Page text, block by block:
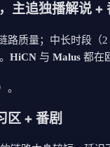
主追独播解说 +
路质量；中长时段（
HiCN 与 Malus 都在
。
区 + 番剧